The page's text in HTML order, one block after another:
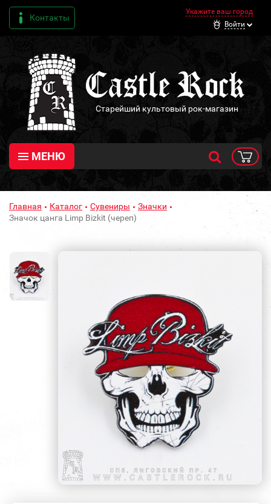
Контакты
Укажите ваш город
Войти
Старейший культовый рок-магазин
МЕНЮ
Главная Каталог Сувениры
Значки
Значок цанга Limp Bizkit (череп)